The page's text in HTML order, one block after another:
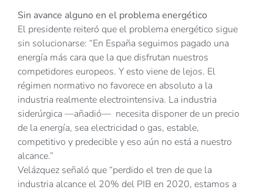
Sin avance alguno en el problema energético
El presidente reiteró que el problema energético sigue
sin solucionarse: “En España seguimos pagado una
energía más cara que la que disfrutan nuestros
competidores europeos. Y esto viene de lejos. El
régimen normativo no favorece en absoluto a la
industria realmente electrointensiva. La industria
siderúrgica —añadió— necesita disponer de un precio
de la energía, sea electricidad o gas, estable,
competitivo y predecible y eso aún no está a nuestro
alcance.”
Velázquez señaló que “perdido el tren de que la
industria alcance el 20% del PIB en 2020, estamos a